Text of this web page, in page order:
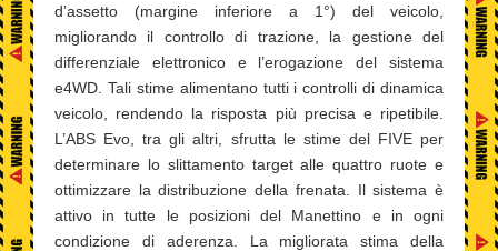
d’assetto (margine inferiore a 1°) del veicolo,
migliorando il controllo di trazione, la gestione del
differenziale elettronico e l’erogazione del sistema
e4WD. Tali stime alimentano tutti i controlli di dinamica
veicolo, rendendo la risposta più precisa e ripetibile.
L’ABS Evo, tra gli altri, sfrutta le stime del FIVE per
determinare lo slittamento target alle quattro ruote e
ottimizzare la distribuzione della frenata. Il sistema è
attivo in tutte le posizioni del Manettino e in ogni
condizione di aderenza. La migliorata stima della